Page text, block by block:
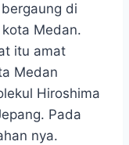
di
Medan.
itu amat
Medan
Hiroshima
Pada
nya.